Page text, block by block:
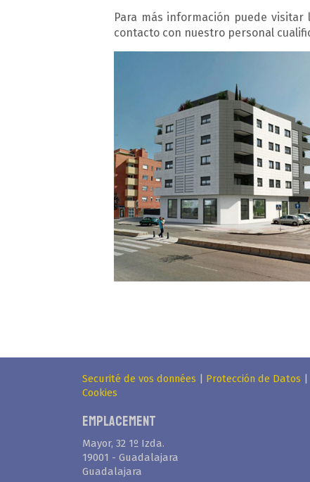
Para más información puede
contacto con nuestro personal
Securité de vos données | Protección de Datos |
Cookies
Emplacement
Mayor, 32 1º Izda.
19001 - Guadalajara
Guadalajara